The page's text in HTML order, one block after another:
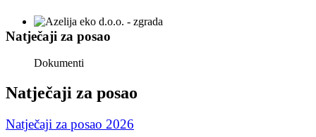
Natječaji za posao
Dokumenti
Natječaji za posao
Natječaji za posao 2026